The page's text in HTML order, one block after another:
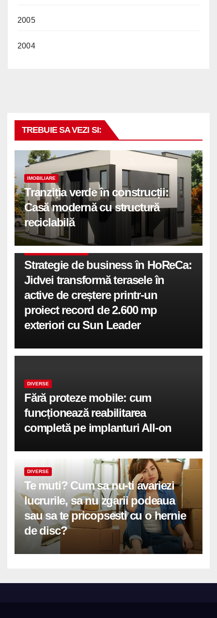
2005
2004
TREBUIE SA VEZI SI:
IMOBILIARE
Tranziția verde în construcții:
Casă modernă cu structură
reciclabilă
Strategie de business în HoReCa:
Jidvei transformă terasele în
active de creștere printr-un
proiect record de 2.600 mp
exteriori cu Sun Leader
DIVERSE
Fără proteze mobile: cum
funcționează reabilitarea
completă pe implanturi All-on
DIVERSE
Te muti? Cum sa nu-ti avariezi
lucrurile, sa nu zgarii podeaua
sau sa te pricopsesti cu o hernie
de disc?